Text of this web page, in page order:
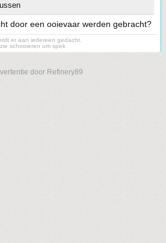
door een ooievaar werden gebracht?
er aan iedereen gedacht.
schooieren um spek
door Refinery89